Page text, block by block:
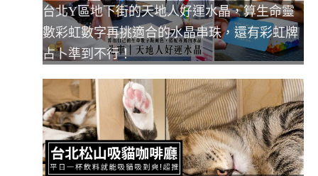
台北Y區地下街的天地人好運水晶，算生命靈
數彩虹數字再挑適合的水晶串珠，還有彩虹牌
占卜準到不行！